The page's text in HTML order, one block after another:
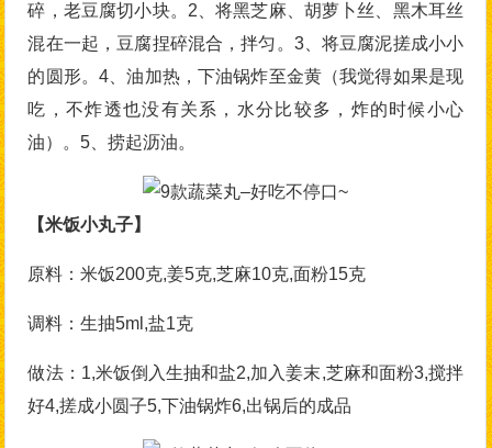
碎，老豆腐切小块。2、将黑芝麻、胡萝卜丝、黑木耳丝
混在一起，豆腐捏碎混合，拌匀。3、将豆腐泥搓成小小
的圆形。4、油加热，下油锅炸至金黄（我觉得如果是现
吃，不炸透也没有关系，水分比较多，炸的时候小心
油）。5、捞起沥油。
【米饭小丸子】
原料：米饭200克,姜5克,芝麻10克,面粉15克
调料：生抽5ml,盐1克
做法：1,米饭倒入生抽和盐2,加入姜末,芝麻和面粉3,搅拌
好4,搓成小圆子5,下油锅炸6,出锅后的成品